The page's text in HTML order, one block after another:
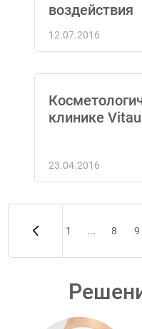
воздействия
12.07.2016
клинике
23.04.2016
1 ... 8 9